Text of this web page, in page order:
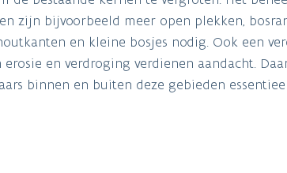
zijn bijvoorbeeld meer open plekken,
en kleine bosjes nodig. Ook een
en verdroging verdienen aandacht.
binnen en buiten deze gebieden